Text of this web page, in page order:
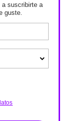
a suscribirte a
guste.